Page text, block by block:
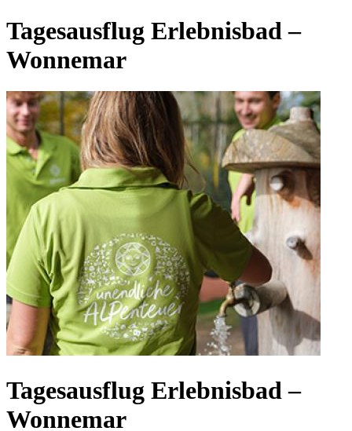
Tagesausflug Erlebnisbad –
Wonnemar
Tagesausflug Erlebnisbad –
Wonnemar